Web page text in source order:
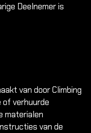
Deelnemer is
van door Climbing
verhuurde
materialen
van de